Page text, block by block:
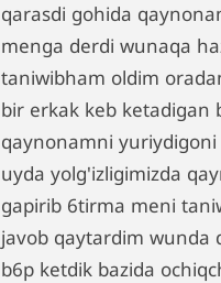
qarasdi gohida
menga derdi wunaqa
taniwibham oldim
bir erkak keb ketadigan
qaynonamni
uyda yolg'izligimizda
gapirib 6tirma meni
javob qaytardim wunda
b6p ketdik bazida